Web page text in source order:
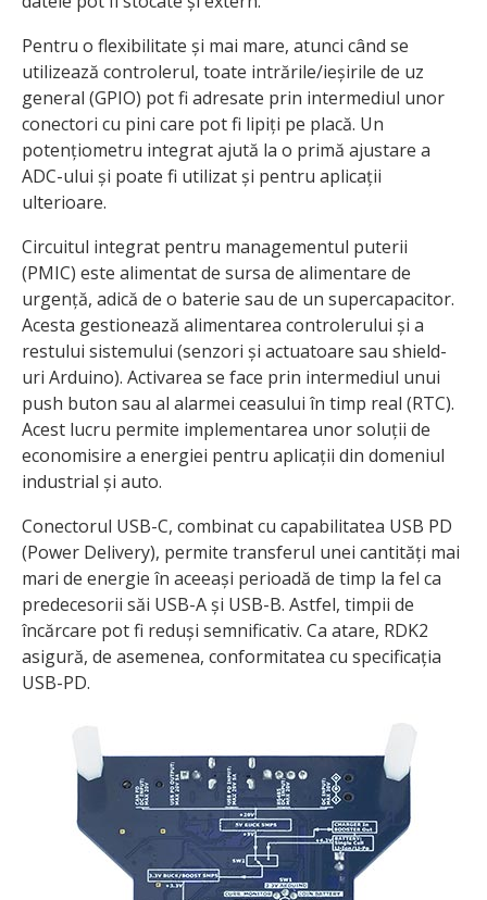
Pentru o flexibilitate și mai mare, atunci când se
utilizează controlerul, toate intrările/ieșirile de uz
general (GPIO) pot fi adresate prin intermediul unor
conectori cu pini care pot fi lipiți pe placă. Un
potențiometru integrat ajută la o primă ajustare a
ADC-ului și poate fi utilizat și pentru aplicații
ulterioare.
Circuitul integrat pentru managementul puterii
(PMIC) este alimentat de sursa de alimentare de
urgență, adică de o baterie sau de un supercapacitor.
Acesta gestionează alimentarea controlerului și a
restului sistemului (senzori și actuatoare sau shield-
uri Arduino). Activarea se face prin intermediul unui
push buton sau al alarmei ceasului în timp real (RTC).
Acest lucru permite implementarea unor soluții de
economisire a energiei pentru aplicații din domeniul
industrial și auto.
Conectorul USB-C, combinat cu capabilitatea USB PD
(Power Delivery), permite transferul unei cantități mai
mari de energie în aceeași perioadă de timp la fel ca
predecesorii săi USB-A și USB-B. Astfel, timpii de
încărcare pot fi reduși semnificativ. Ca atare, RDK2
asigură, de asemenea, conformitatea cu specificația
USB-PD.